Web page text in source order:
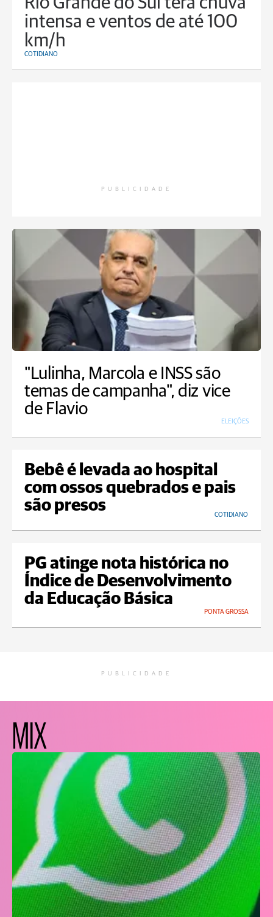
intensa e ventos de até 100
km/h
COTIDIANO
PUBLICIDADE
"Lulinha, Marcola e INSS são
temas de campanha", diz vice
de Flavio
ELEIÇÕES
Bebê é levada ao hospital
com ossos quebrados e pais
são presos
COTIDIANO
PG atinge nota histórica no
Índice de Desenvolvimento
da Educação Básica
PONTA GROSSA
PUBLICIDADE
MIX